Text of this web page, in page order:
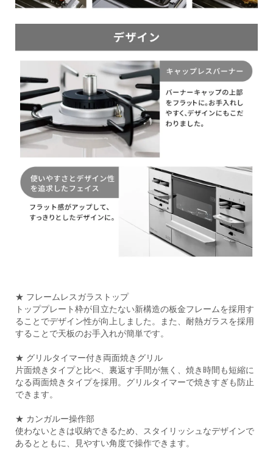
★ フレームレスガラストップ
トッププレート枠が目立たない新構造の板金フレームを採用す
ることでデザイン性が向上しました。また、耐熱ガラスを採用
することで天板のお手入れが簡単です。
★ グリルタイマー付き両面焼きグリル
片面焼きタイプと比べ、裏返す手間が無く、焼き時間も短縮に
なる両面焼きタイプを採用。グリルタイマーで焼きすぎも防止
できます。
★ カンガルー操作部
使わないときは収納できるため、スタイリッシュなデザインで
あるとともに、見やすい角度で操作できます。